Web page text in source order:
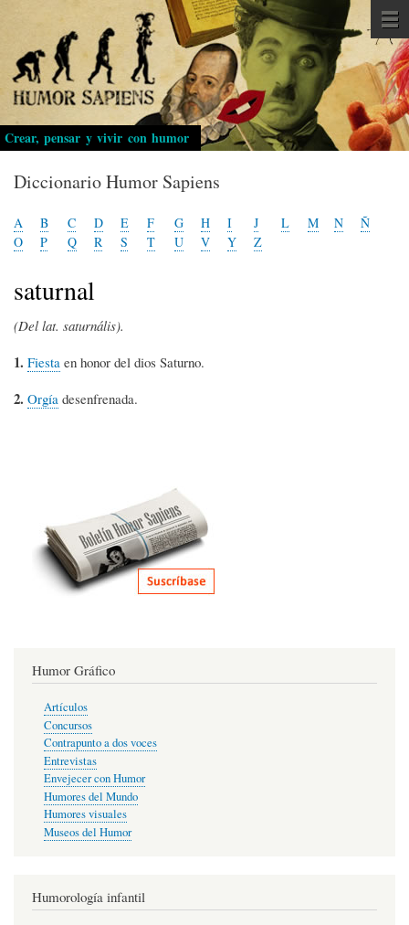
Pasar
al
contenido
principal
Crear, pensar y vivir con humor
Diccionario Humor Sapiens
A B C D E F G H I J L M N
Ñ
O
P Q R S T U V Y Z
saturnal
(Del lat. saturnális).
1. Fiesta en honor del dios Saturno.
2. Orgía desenfrenada.
Humor Gráfico
Artículos
Concursos
Contrapunto a dos voces
Entrevistas
Envejecer con Humor
Humores del Mundo
Humores visuales
Museos del Humor
Humorología infantil